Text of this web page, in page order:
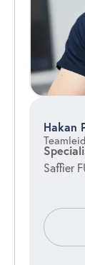
Hakan
Saffier